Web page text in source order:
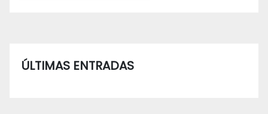
ÚLTIMAS ENTRADAS